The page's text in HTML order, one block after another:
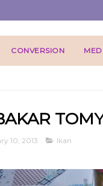
CONVERSION
10, 2013 Ikan